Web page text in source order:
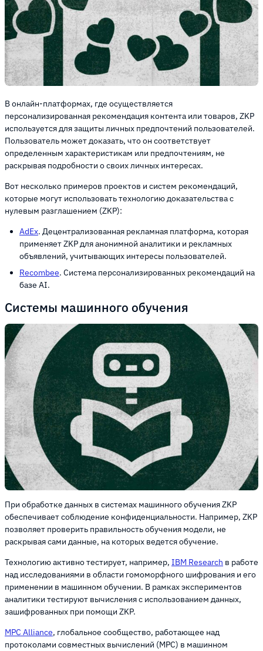
В онлайн-платформах, где осуществляется
персонализированная рекомендация контента или товаров, ZKP
используется для защиты личных предпочтений пользователей.
Пользователь может доказать, что он соответствует
определенным характеристикам или предпочтениям, не
раскрывая подробности о своих личных интересах.
Вот несколько примеров проектов и систем рекомендаций,
которые могут использовать технологию доказательства с
нулевым разглашением (ZKP):
AdEx. Децентрализованная рекламная платформа, которая
применяет ZKP для анонимной аналитики и рекламных
объявлений, учитывающих интересы пользователей.
Recombee. Система персонализированных рекомендаций на
базе AI.
Системы машинного обучения
При обработке данных в системах машинного обучения ZKP
обеспечивает соблюдение конфиденциальности. Например, ZKP
позволяет проверить правильность обучения модели, не
раскрывая сами данные, на которых ведется обучение.
Технологию активно тестирует, например, IBM Research в работе
над исследованиями в области гомоморфного шифрования и его
применении в машинном обучении. В рамках экспериментов
аналитики тестируют вычисления с использованием данных,
зашифрованных при помощи ZKP.
MPC Alliance, глобальное сообщество, работающее над
протоколами совместных вычислений (MPC) в машинном